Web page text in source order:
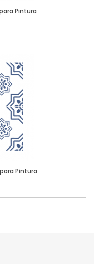
Pintura
Pintura